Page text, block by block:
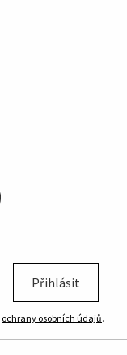
Přihlásit
ochrany osobních údajů.